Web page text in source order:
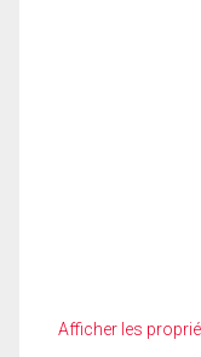
Afficher les